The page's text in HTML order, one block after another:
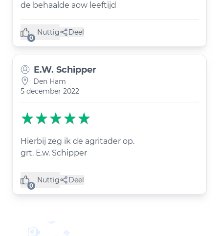
de behaalde aow leeftijd
0
Nuttig
(0 like) Deel
E.W. Schipper
Den Ham
5 december 2022
Hierbij zeg ik de agritader op.
grt. E.w. Schipper
0
Nuttig
(0 like) Deel